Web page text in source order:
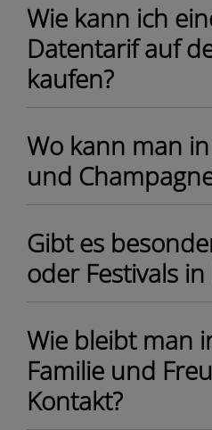
Wie kann ich
Datentarif auf
kaufen?
Wo kann man
und
Gibt es
oder Festivals in
Wie bleibt man
Familie und
Kontakt?